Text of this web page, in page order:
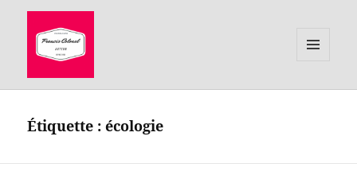
WIDGETS
Étiquette :écologie